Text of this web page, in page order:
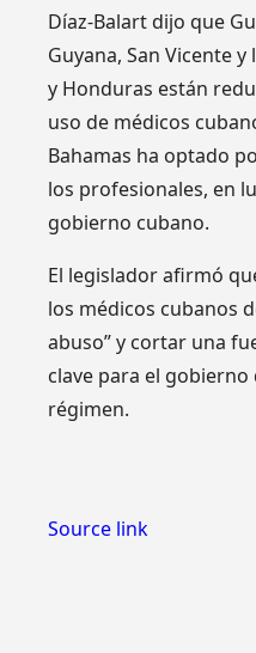
Díaz-Balart dijo que
Guyana, San Vicente
y Honduras están
uso de médicos
Bahamas ha optado
los profesionales, en
gobierno cubano.
El legislador afirmó
los médicos cubanos
abuso” y cortar una
clave para el gobierno
régimen.
Source link